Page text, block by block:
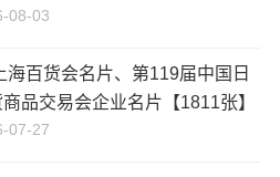
08-03
海百货会名片、第119届中国日
品交易会企业名片【1811张】
07-27